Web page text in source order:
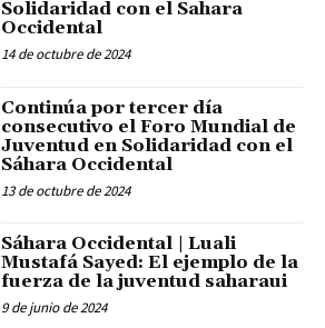
Solidaridad con el Sahara
Occidental
14 de octubre de 2024
Continúa por tercer día
consecutivo el Foro Mundial de
Juventud en Solidaridad con el
Sáhara Occidental
13 de octubre de 2024
Sáhara Occidental | Luali
Mustafá Sayed: El ejemplo de la
fuerza de la juventud saharaui
9 de junio de 2024